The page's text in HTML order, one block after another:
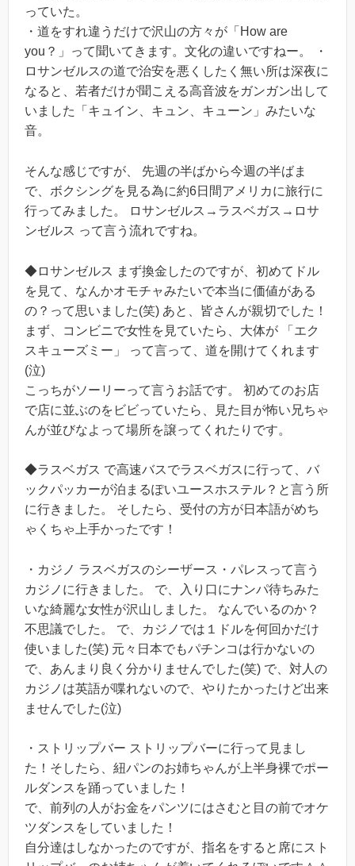
っていた。
・道をすれ違うだけで沢山の方々が「How are
you？」って聞いてきます。文化の違いですねー。 ・
ロサンゼルスの道で治安を悪くしたく無い所は深夜に
なると、若者だけが聞こえる高音波をガンガン出して
いました「キュイン、キュン、キューン」みたいな
音。
そんな感じですが、 先週の半ばから今週の半ばま
で、ボクシングを見る為に約6日間アメリカに旅行に
行ってみました。 ロサンゼルス→ラスベガス→ロサ
ンゼルス って言う流れですね。
◆ロサンゼルス まず換金したのですが、初めてドル
を見て、なんかオモチャみたいで本当に価値がある
の？って思いました(笑) あと、皆さんが親切でした！
まず、コンビニで女性を見ていたら、大体が 「エク
スキューズミー」 って言って、道を開けてくれます
(泣)
こっちがソーリーって言うお話です。 初めてのお店
で店に並ぶのをビビっていたら、見た目が怖い兄ちゃ
んが並びなよって場所を譲ってくれたりです。
◆ラスベガス で高速バスでラスベガスに行って、バ
ックパッカーが泊まるぽいユースホステル？と言う所
に行きました。 そしたら、受付の方が日本語がめち
ゃくちゃ上手かったです！
・カジノ ラスベガスのシーザース・パレスって言う
カジノに行きました。 で、入り口にナンパ待ちみた
いな綺麗な女性が沢山しました。 なんでいるのか？
不思議でした。 で、カジノでは１ドルを何回かだけ
使いました(笑) 元々日本でもパチンコは行かないの
で、あんまり良く分かりませんでした(笑) で、対人の
カジノは英語が喋れないので、やりたかったけど出来
ませんでした(泣)
・ストリップバー ストリップバーに行って見まし
た！そしたら、紐パンのお姉ちゃんが上半身裸でポー
ルダンスを踊っていました！
で、前列の人がお金をパンツにはさむと目の前でオケ
ツダンスをしていました！
自分達はしなかったのですが、指名をすると席にスト